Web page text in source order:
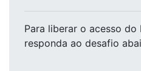
Para liberar o acesso do
responda ao desafio